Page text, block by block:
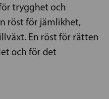
trygghet och
röst för jämlikhet,
En röst för rätten
och för det